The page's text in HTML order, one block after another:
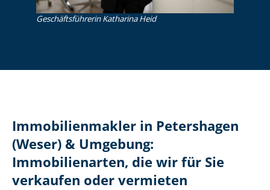
Ge­schäfts­füh­re­rin Katharina Heid
Im­mo­bi­li­en­mak­ler in Petershagen
(Weser) & Umgebung:
Immobilienarten, die wir für Sie
verkaufen oder vermieten